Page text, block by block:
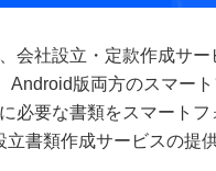
会社設立・定款作成サ
Android版両方のスマー
必要な書類をスマートフ
書類作成サービスの提